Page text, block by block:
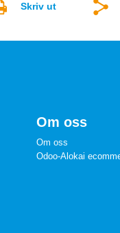
Skriv ut
Om oss
Om oss
Odoo-Alokai